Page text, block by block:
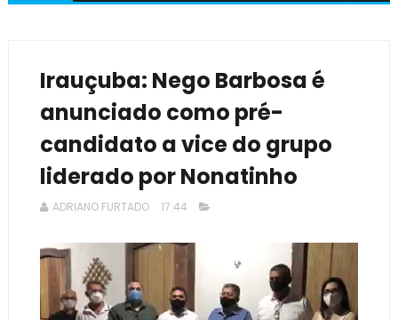
Irauçuba: Nego Barbosa é
anunciado como pré-
candidato a vice do grupo
liderado por Nonatinho
ADRIANO FURTADO 17:44